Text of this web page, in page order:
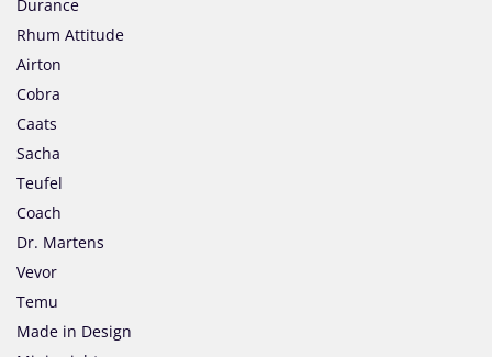
Durance
Rhum Attitude
Airton
Cobra
Caats
Sacha
Teufel
Coach
Dr. Martens
Vevor
Temu
Made in Design